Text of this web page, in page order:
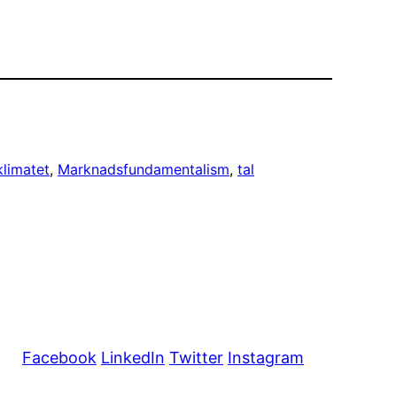
, Marknadsfundamentalism, tal
Facebook LinkedIn Twitter Instagram